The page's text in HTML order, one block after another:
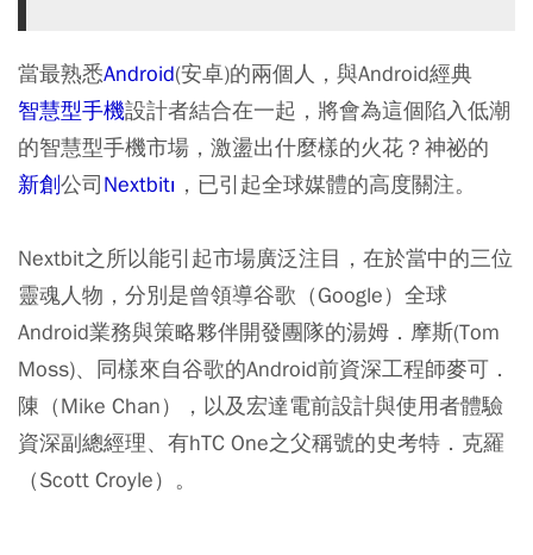
當最熟悉Android(安卓)的兩個人，與Android經典
智慧型手機設計者結合在一起，將會為這個陷入低潮
的智慧型手機市場，激盪出什麼樣的火花？神祕的
新創公司Nextbitı ，已引起全球媒體的高度關注。
Nextbit之所以能引起市場廣泛注目，在於當中的三位
靈魂人物，分別是曾領導谷歌（Google）全球
Android業務與策略夥伴開發團隊的湯姆．摩斯(Tom
Moss)、同樣來自谷歌的Android前資深工程師麥可．
陳（Mike Chan），以及宏達電前設計與使用者體驗
資深副總經理、有hTC One之父稱號的史考特．克羅
（Scott Croyle）。